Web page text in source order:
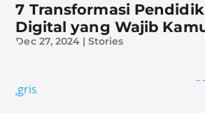
7 Transformasi
Digital yang Wajib
Dec 27, 2024 |Stories